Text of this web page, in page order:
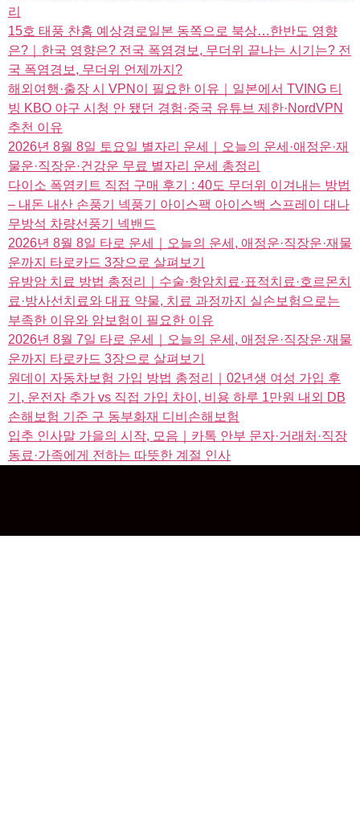
리
15호 태풍 찬홈 예상경로일본 동쪽으로 북상…한반도 영향
은?｜한국 영향은? 전국 폭염경보, 무더위 끝나는 시기는? 전
국 폭염경보, 무더위 언제까지?
해외여행·출장 시 VPN이 필요한 이유｜일본에서 TVING 티
빙 KBO 야구 시청 안 됐던 경험·중국 유튜브 제한·NordVPN
추천 이유
2026년 8월 8일 토요일 별자리 운세｜오늘의 운세·애정운·재
물운·직장운·건강운 무료 별자리 운세 총정리
다이소 폭염키트 직접 구매 후기 : 40도 무더위 이겨내는 방법
– 내돈 내산 손풍기 넥풍기 아이스팩 아이스백 스프레이 대나
무방석 차량선풍기 넥밴드
2026년 8월 8일 타로 운세｜오늘의 운세, 애정운·직장운·재물
운까지 타로카드 3장으로 살펴보기
유방암 치료 방법 총정리｜수술·항암치료·표적치료·호르몬치
료·방사선치료와 대표 약물, 치료 과정까지 실손보험으로는
부족한 이유와 암보험이 필요한 이유
2026년 8월 7일 타로 운세｜오늘의 운세, 애정운·직장운·재물
운까지 타로카드 3장으로 살펴보기
원데이 자동차보험 가입 방법 총정리｜02년생 여성 가입 후
기, 운전자 추가 vs 직접 가입 차이, 비용 하루 1만원 내외 DB
손해보험 기준 구 동부화재 디비손해보험
입추 인사말 가을의 시작, 모음｜카톡 안부 문자·거래처·직장
동료·가족에게 전하는 따뜻한 계절 인사